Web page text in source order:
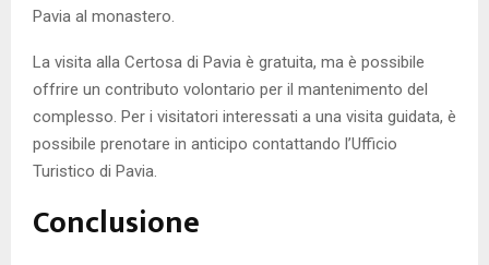
Pavia al monastero.
La visita alla Certosa di Pavia è gratuita, ma è possibile
offrire un contributo volontario per il mantenimento del
complesso. Per i visitatori interessati a una visita guidata, è
possibile prenotare in anticipo contattando l’Ufficio
Turistico di Pavia.
Conclusione